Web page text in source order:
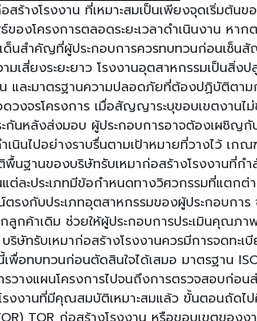
ร้างโรงงาน ที่เหมาะสมเป็นเพียงจุดเริ่ม
งโครงการตลอดระยะเวลาดำเนินงาน หา
ด็นสำคัญที่ผู้ประกอบการควรทบทวนก่อนเซ็
ยงระยะยาว โรงงานอุตสาหกรรมเป็นสิ่ง
น และมาตรฐานความปลอดภัยที่ต้องปฏิบัติ
งจรโครงการ เมื่อสัญญาระบุขอบเขตงานไ
นหลังส่งมอบ ผู้ประกอบการอาจต้องเผชิญ
นไปอย่างราบรื่นตามเป้าหมายที่วางไว้ เ
านของบริษัทรับเหมาก่อสร้างโรงงานที่กำ
ละประเภทมีข้อกำหนดทางวิศวกรรมที่แตก
งกับประเภทอุตสาหกรรมของผู้ประกอบกา
ค้าเดิม ช่วยให้ผู้ประกอบการประเมินคุณภ
ษัทรับเหมาก่อสร้างโรงงานควรมีการจดท
อทบทวนก่อนตัดสินใจได้เสมอ มาตรฐาน
งแผนโครงการไปจนถึงการตรวจสอบก่อน
งานที่มีคุณสมบัติเหมาะสมแล้ว ขั้นตอนถัดไ